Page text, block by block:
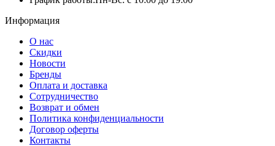
Информация
О нас
Скидки
Новости
Бренды
Оплата и доставка
Сотрудничество
Возврат и обмен
Политика конфиденциальности
Договор оферты
Контакты